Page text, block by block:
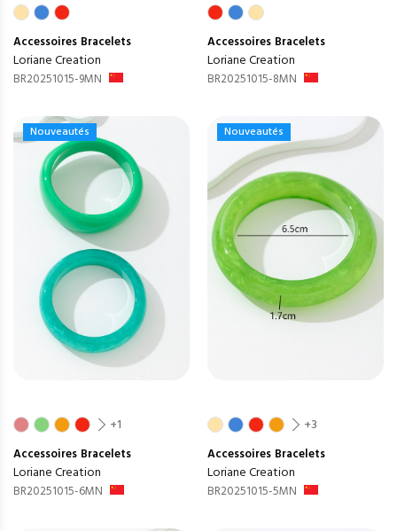
Accessoires Bracelets
Loriane Creation
BR20251015-9MN
Accessoires Bracelets
Loriane Creation
BR20251015-8MN
Nouveautés
+1
Accessoires Bracelets
Loriane Creation
BR20251015-6MN
Nouveautés
+3
Accessoires Bracelets
Loriane Creation
BR20251015-5MN